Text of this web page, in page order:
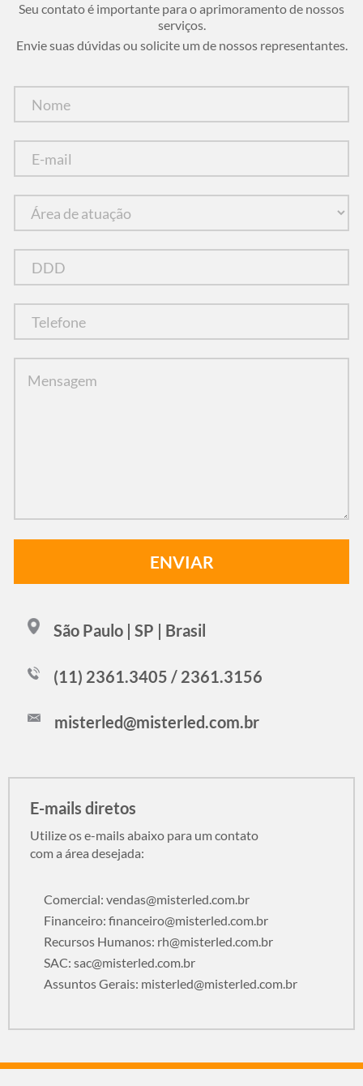
Seu contato é importante para o aprimoramento de nossos
serviços.
Envie suas dúvidas ou solicite um de nossos representantes.
São Paulo | SP | Brasil
(11) 2361.3405 / 2361.3156
misterled@misterled.com.br
E-mails diretos
Utilize os e-mails abaixo para um contato
com a área desejada:
Comercial: vendas@misterled.com.br
Financeiro: financeiro@misterled.com.br
Recursos Humanos: rh@misterled.com.br
SAC: sac@misterled.com.br
Assuntos Gerais: misterled@misterled.com.br